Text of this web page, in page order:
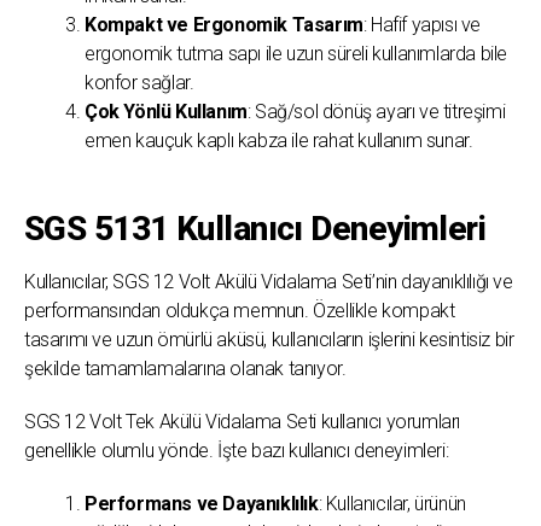
Kompakt ve Ergonomik Tasarım: Hafif yapısı ve
ergonomik tutma sapı ile uzun süreli kullanımlarda bile
konfor sağlar.
Çok Yönlü Kullanım: Sağ/sol dönüş ayarı ve titreşimi
emen kauçuk kaplı kabza ile rahat kullanım sunar.
SGS 5131 Kullanıcı Deneyimleri
Kullanıcılar, SGS 12 Volt Akülü Vidalama Seti’nin dayanıklılığı ve
performansından oldukça memnun. Özellikle kompakt
tasarımı ve uzun ömürlü aküsü, kullanıcıların işlerini kesintisiz bir
şekilde tamamlamalarına olanak tanıyor.
SGS 12 Volt Tek Akülü Vidalama Seti kullanıcı yorumları
genellikle olumlu yönde. İşte bazı kullanıcı deneyimleri:
Performans ve Dayanıklılık: Kullanıcılar, ürünün